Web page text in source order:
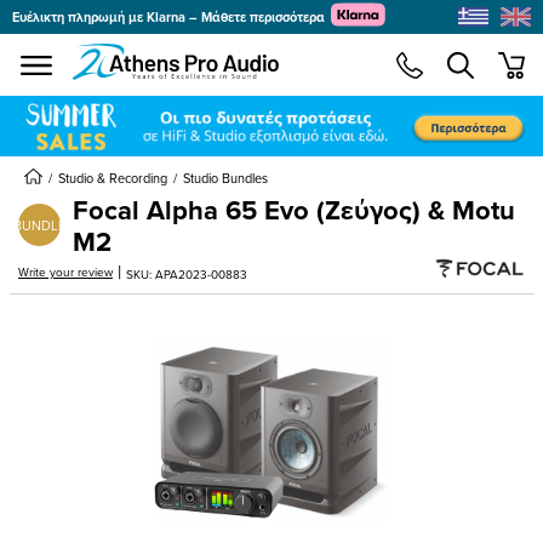
menu
Ευέλικτη πληρωμή με Klarna – Μάθετε περισσότερα
Studio & Recording Studio Bundles
BUNDLE
Focal Alpha 65 Evo (Ζεύγος) & Motu
M2
Write your review | SKU: APA2023-00883